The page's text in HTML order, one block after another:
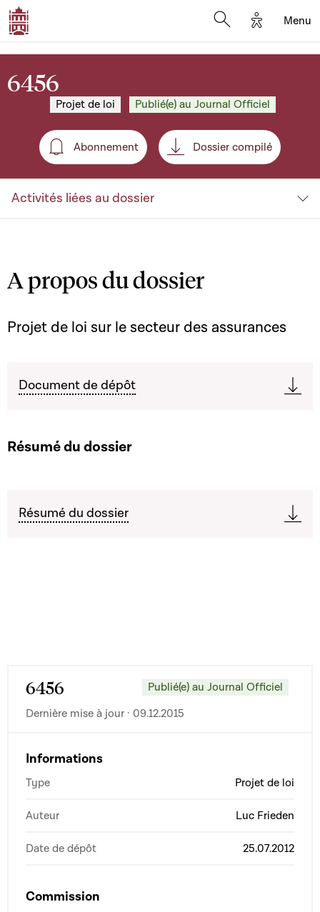
Options
Menu
6456
Projet de loi Publié(e) au Journal Officiel
Abonnement
Abonnement Dossier compilé
Activités liées au dossier
A propos du dossier
Projet de loi sur le secteur des assurances
Document de dépôt
Résumé du dossier
Résumé du dossier
6456
Publié(e) au Journal Officiel
Dernière mise à jour · 09.12.2015
Informations
Type Projet de loi
Auteur Luc Frieden
Date de dépôt 25.07.2012
Commission